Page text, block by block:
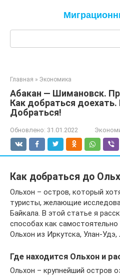
Главная » Экономика
Абакан — Шимановск.
Как добраться
Добраться!
Обновлено: 31.01.2022
Как добраться до
Ольхон – остров, который
туристы, желающие
Байкала. В этой статье я
способах как
Ольхон из Иркутска, Улан-
Где находится Ольхон и
Ольхон – крупнейший остров